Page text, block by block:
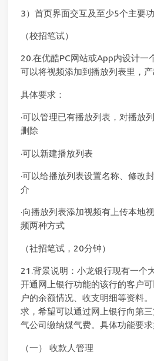
3）首页界面交互及至少5个主要功
（校招笔试）
20.在优酷PC网站或App内设计一
可以将视频添加到播放列表里，
具体要求：
·可以管理已有播放列表，对播放
删除
·可以新建播放列表
·可以给播放列表设置名称、修改
介
·向播放列表添加视频有上传本地
频两种方式
（社招笔试，20分钟）
21.背景说明：小龙银行现有一个
开通网上银行功能的该行的客户
户的余额情况、收支明细等资料
求，希望可以通过网上银行向第
气公司缴纳煤气费。具体功能要求
（一） 收款人管理